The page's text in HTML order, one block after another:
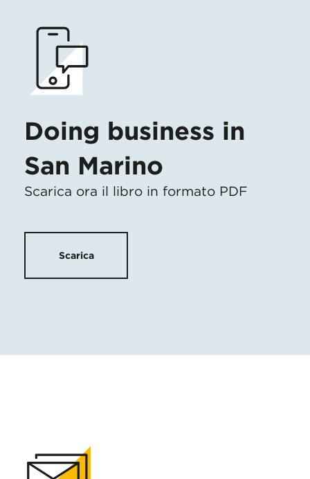
Doing business in
San Marino
Scarica ora il libro in formato PDF
Scarica